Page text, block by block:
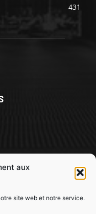
aux
site web et notre service.
431